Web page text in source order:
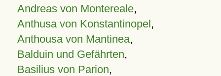
Andreas von Montereale,
Anthusa von Konstantinopel,
Anthousa von Mantinea,
Balduin und Gefährten,
Basilius von Parion,